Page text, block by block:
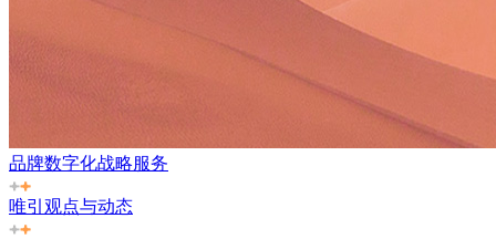
品牌数字化战略服务
唯引观点与动态